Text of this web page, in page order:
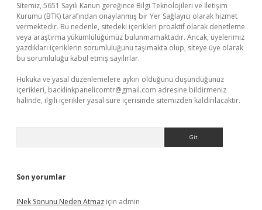
Sitemiz, 5651 Sayılı Kanun gereğince Bilgi Teknolojileri ve İletişim
Kurumu (BTK) tarafından onaylanmış bir Yer Sağlayıcı olarak hizmet
vermektedir. Bu nedenle, sitedeki içerikleri proaktif olarak denetleme
veya araştırma yükümlülüğümüz bulunmamaktadır. Ancak, üyelerimiz
yazdıkları içeriklerin sorumluluğunu taşımakta olup, siteye üye olarak
bu sorumluluğu kabul etmiş sayılırlar.
Hukuka ve yasal düzenlemelere aykırı olduğunu düşündüğünüz
içerikleri, backlinkpanelicomtr@gmail.com adresine bildirmeniz
halinde, ilgili içerikler yasal süre içerisinde sitemizden kaldırılacaktır.
Son yorumlar
İNek Sonunu Neden Atmaz için admin